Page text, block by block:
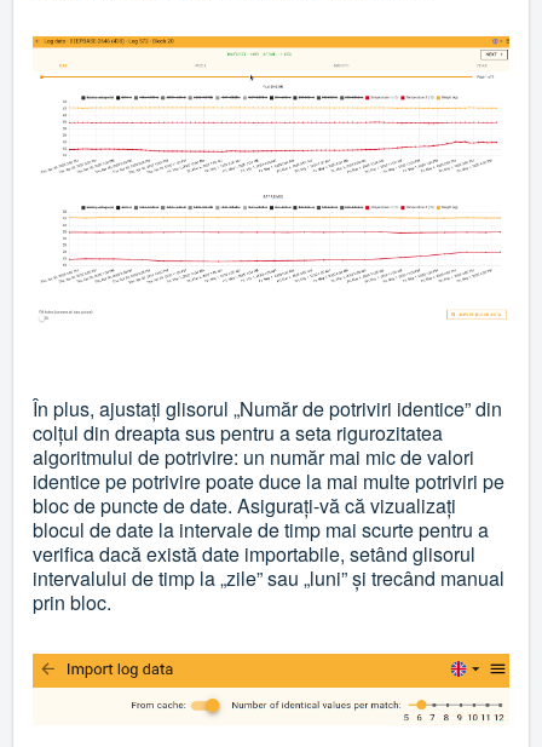
În plus, ajustați glisorul „Număr de potriviri identice” din
colțul din dreapta sus pentru a seta rigurozitatea
algoritmului de potrivire: un număr mai mic de valori
identice pe potrivire poate duce la mai multe potriviri pe
bloc de puncte de date. Asigurați-vă că vizualizați
blocul de date la intervale de timp mai scurte pentru a
verifica dacă există date importabile, setând glisorul
intervalului de timp la „zile” sau „luni” și trecând manual
prin bloc.